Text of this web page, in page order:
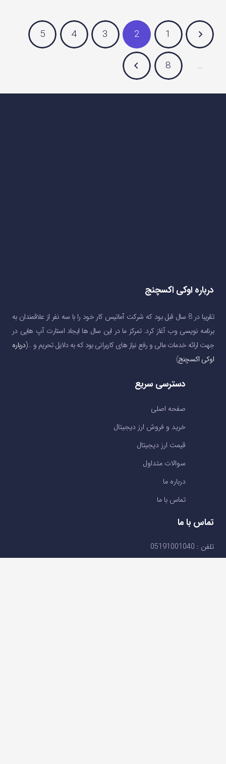
1
2
3
4
5
…
8
درباره اوکی اکسچنج
تقریبا در 8 سال قبل بود که شرکت آماتیس کار خود را با سه نفر از علاقمندان به
برنامه نویسی وب آغاز کرد. تمرکز ما در این سال ها ایجاد استارت آپ هایی در
جهت ارائه خدمات مالی و رفع نیاز های کاربرانی بود که به دلایل تحریم و …(درباره
اوکی اکسچنج)
دسترسی سریع
صفحه اصلی
خرید و فروش ارز دیجیتال
قیمت ارز دیجیتال
سوالات متداول
درباره ما
تماس با ما
تماس با ما
تلفن : 05191001040